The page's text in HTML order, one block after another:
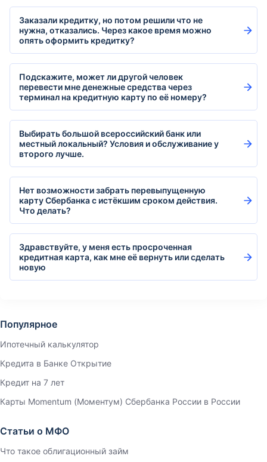
Заказали кредитку, но потом решили что не
нужна, отказались. Через какое время можно
опять оформить кредитку?
Подскажите, может ли другой человек
перевести мне денежные средства через
терминал на кредитную карту по её номеру?
Выбирать большой всероссийский банк или
местный локальный? Условия и обслуживание у
второго лучше.
Нет возможности забрать перевыпущенную
карту Сбербанка с истёкшим сроком действия.
Что делать?
Здравствуйте, у меня есть просроченная
кредитная карта, как мне её вернуть или сделать
новую
Популярное
Ипотечный калькулятор
Кредита в Банке Открытие
Кредит на 7 лет
Карты Momentum (Моментум) Сбербанка России в России
Статьи о МФО
Что такое облигационный займ